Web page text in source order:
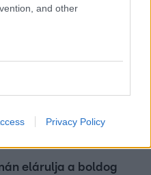
and other
Privacy Policy
elárulja a boldog